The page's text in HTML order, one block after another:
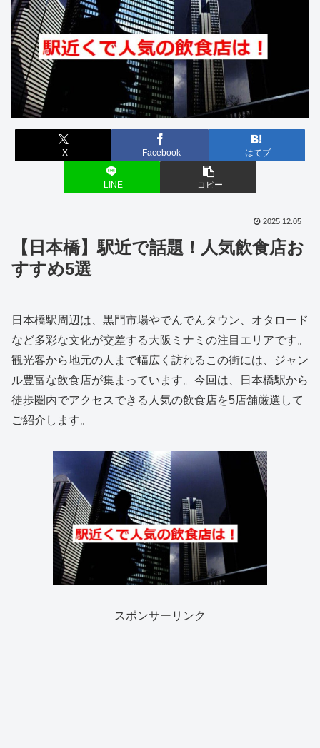
X Facebook はてブ
LINE コピー
2025.12.05
【日本橋】駅近で話題！人気飲食店お
すすめ5選
日本橋駅周辺は、黒門市場やでんでんタウン、オタロード
など多彩な文化が交差する大阪ミナミの注目エリアです。
観光客から地元の人まで幅広く訪れるこの街には、ジャン
ル豊富な飲食店が集まっています。今回は、日本橋駅から
徒歩圏内でアクセスできる人気の飲食店を5店舗厳選して
ご紹介します。
スポンサーリンク